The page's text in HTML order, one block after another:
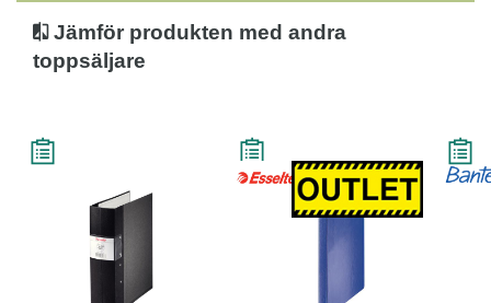
- A4/80 mm ryggbredd
Jämför produkten med andra
toppsäljare